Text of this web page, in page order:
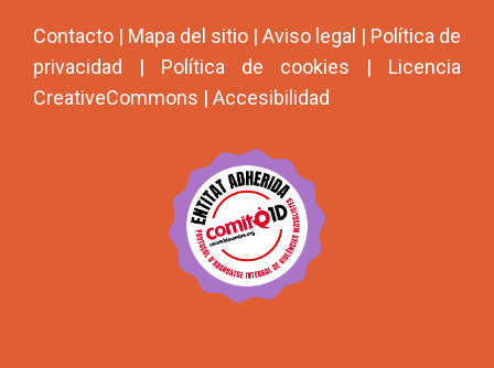
Contacto | Mapa del sitio | Aviso legal | Política de
privacidad | Política de cookies | Licencia
CreativeCommons | Accesibilidad